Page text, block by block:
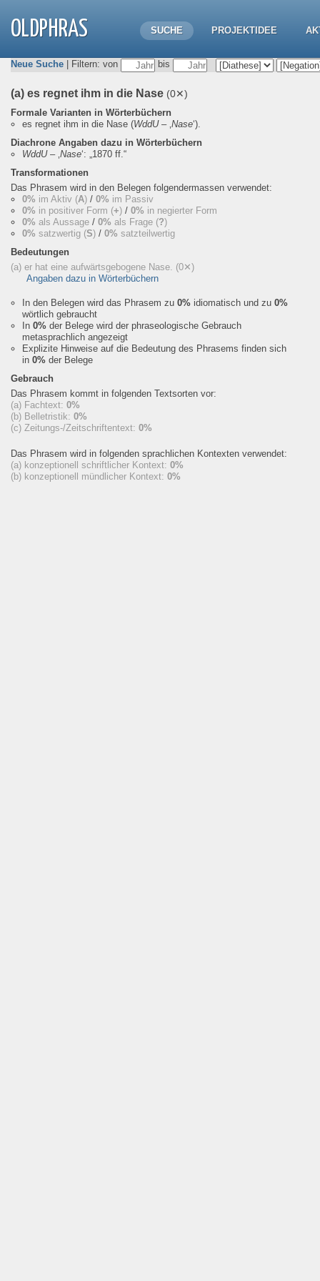
OLDPHRAS SUCHE PROJEKTIDEE
Neue Suche | Filtern: von bis
(a) es regnet ihm in die Nase (0✕)
Formale Varianten in Wörterbüchern
es regnet ihm in die Nase (WddU– ‚Nase‘).
Diachrone Angaben dazu in Wörterbüchern
WddU– ‚Nase‘: „1870 ff.“
Transformationen
Das Phrasem wird in den Belegen folgendermassen verwendet:
0% im Aktiv (A) / 0% im Passiv
0% in positiver Form (+) / 0% in negierter Form
0% als Aussage / 0% als Frage (?)
0% satzwertig (S) / 0% satzteilwertig
Bedeutungen
(a) er hat eine aufwärtsgebogene Nase. (0✕)
Angaben dazu in Wörterbüchern
In den Belegen wird das Phrasem zu 0% idiomatisch und zu 0%
wörtlich gebraucht
In 0% der Belege wird der phraseologische Gebrauch
metasprachlich angezeigt
Explizite Hinweise auf die Bedeutung des Phrasems finden sich
in 0% der Belege
Gebrauch
Das Phrasem kommt in folgenden Textsorten vor:
(a) Fachtext: 0%
(b) Belletristik: 0%
(c) Zeitungs-/Zeitschriftentext: 0%
Das Phrasem wird in folgenden sprachlichen Kontexten verwendet:
(a) konzeptionell schriftlicher Kontext: 0%
(b) konzeptionell mündlicher Kontext: 0%